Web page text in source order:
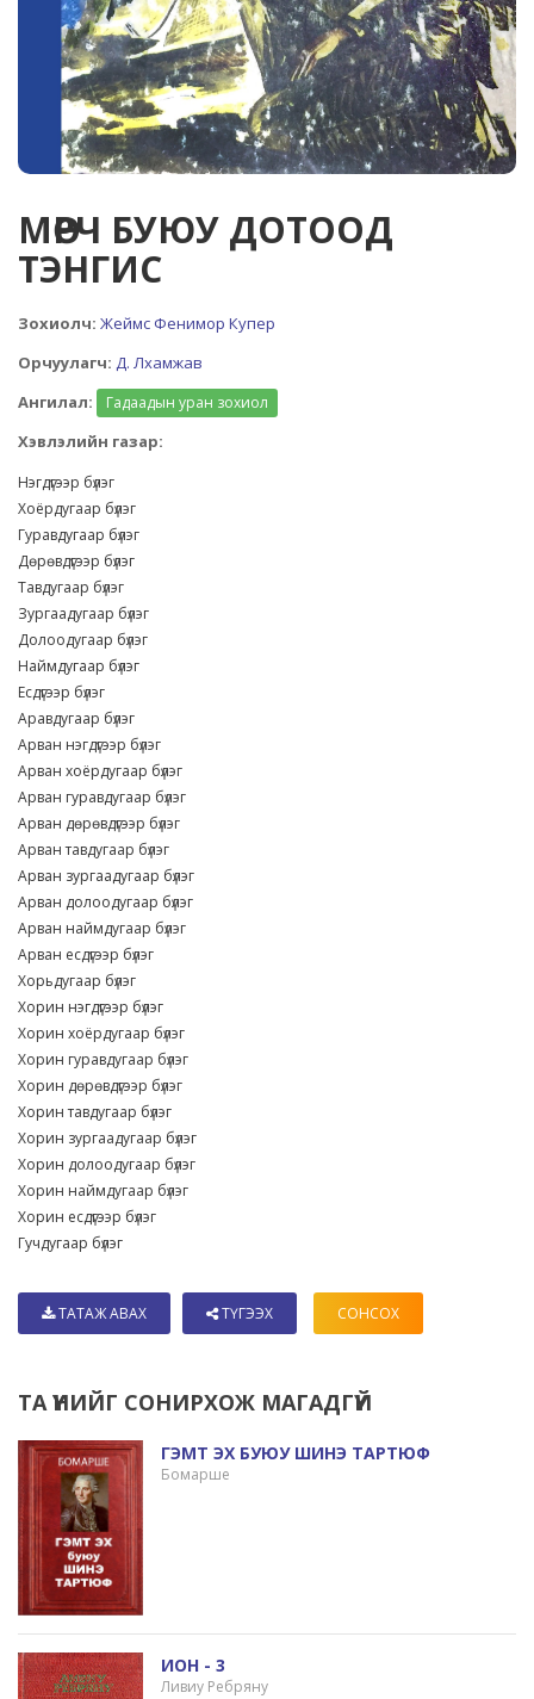
МӨРЧ БУЮУ ДОТООД
ТЭНГИС
Зохиолч: Жеймс Фенимор Купер
Орчуулагч: Д. Лхамжав
Ангилал:
Гадаадын уран зохиол
Хэвлэлийн газар:
Нэгдүгээр бүлэг
Хоёрдугаар бүлэг
Гуравдугаар бүлэг
Дөрөвдүгээр бүлэг
Тавдугаар бүлэг
Зургаадугаар бүлэг
Долоодугаар бүлэг
Наймдугаар бүлэг
Есдүгээр бүлэг
Аравдугаар бүлэг
Арван нэгдүгээр бүлэг
Арван хоёрдугаар бүлэг
Арван гуравдугаар бүлэг
Арван дөрөвдүгээр бүлэг
Арван тавдугаар бүлэг
Арван зургаадугаар бүлэг
Арван долоодугаар бүлэг
Арван наймдугаар бүлэг
Арван есдүгээр бүлэг
Хорьдугаар бүлэг
Хорин нэгдүгээр бүлэг
Хорин хоёрдугаар бүлэг
Хорин гуравдугаар бүлэг
Хорин дөрөвдүгээр бүлэг
Хорин тавдугаар бүлэг
Хорин зургаадугаар бүлэг
Хорин долоодугаар бүлэг
Хорин наймдугаар бүлэг
Хорин есдүгээр бүлэг
Гучдугаар бүлэг
ТАТАЖ АВАХ ТҮГЭЭХ СОНСОХ
ТА ҮҮНИЙГ СОНИРХОЖ МАГАДГҮЙ
ГЭМТ ЭХ БУЮУ ШИНЭ ТАРТЮФ
Бомарше
ИОН - 3
Ливиу Ребряну